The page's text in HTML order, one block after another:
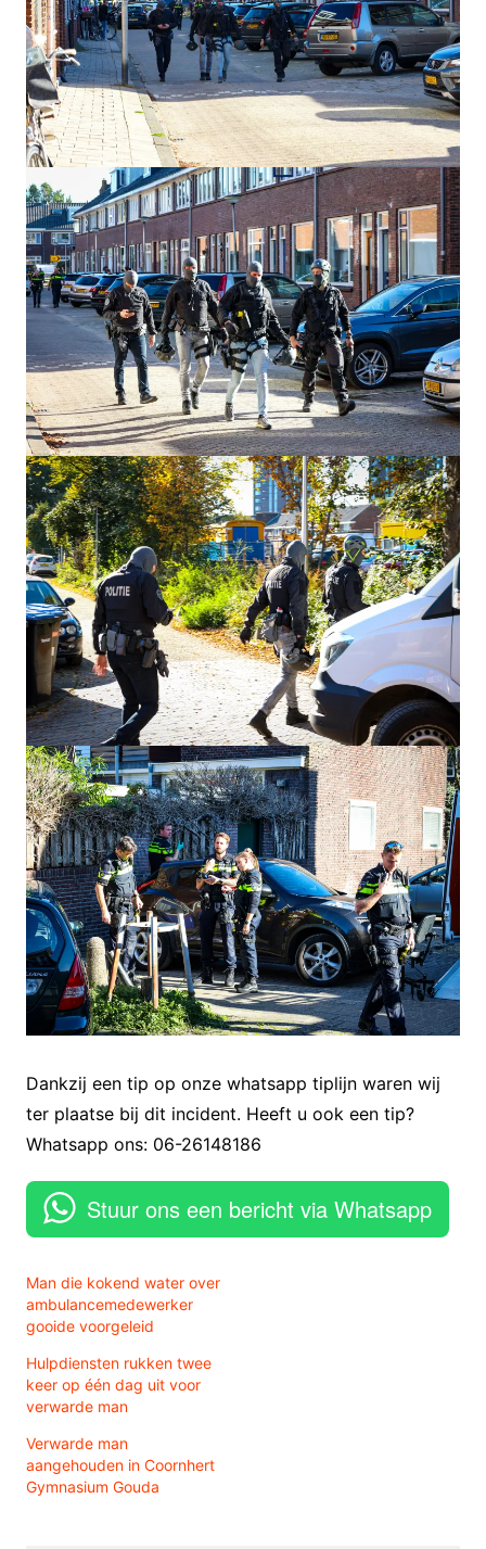
Dankzij een tip op onze whatsapp tiplijn waren wij
ter plaatse bij dit incident. Heeft u ook een tip?
Whatsapp ons: 06-26148186
Stuur ons een bericht via Whatsapp
Man die kokend water over
ambulancemedewerker
gooide voorgeleid
Hulpdiensten rukken twee
keer op één dag uit voor
verwarde man
Verwarde man
aangehouden in Coornhert
Gymnasium Gouda